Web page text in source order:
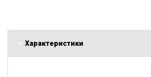
Характеристики